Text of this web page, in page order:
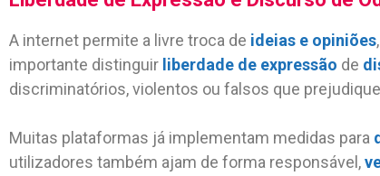
A internet permite a livre troca de ideias e opiniões
importante distinguir liberdade de expressão de
discriminatórios, violentos ou falsos que
Muitas plataformas já implementam medidas para
utilizadores também ajam de forma responsável,